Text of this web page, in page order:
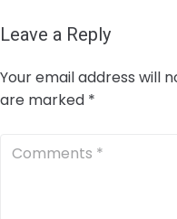
Leave a Reply
Your email address will
are marked *